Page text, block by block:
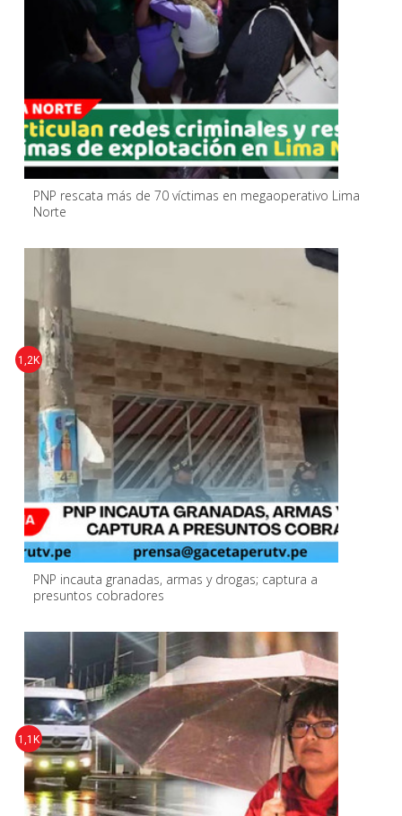
PNP rescata más de 70 víctimas en megaoperativo Lima
Norte
PNP incauta granadas, armas y drogas; captura a
presuntos cobradores
1,2K
1,1K